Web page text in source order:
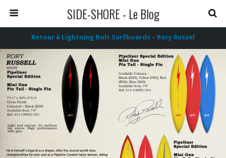
SIDE-SHORE - Le Blog
Retour à Lightning Bolt Surfboards – Rory Russel